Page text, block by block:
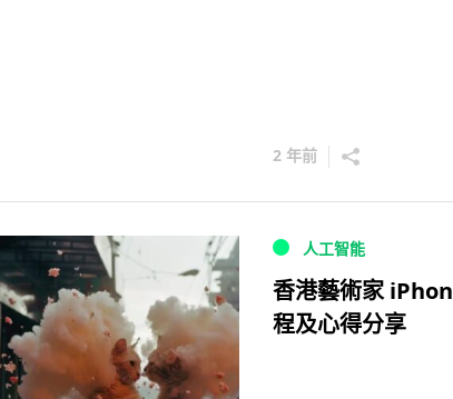
2 年前
人工智能
香港藝術家
程及心得分享